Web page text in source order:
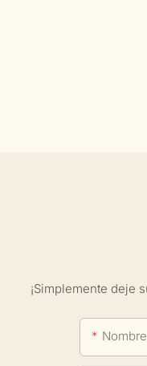
¡Simplemente deje
Nombre